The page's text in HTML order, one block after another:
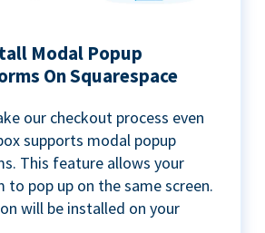
Modal Popup
On Squarespace
our checkout process even
supports modal popup
This feature allows your
pop up on the same screen.
will be installed on your